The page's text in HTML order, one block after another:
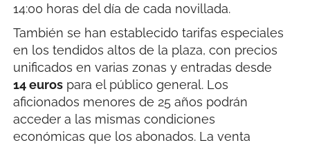
14:00 horas del día de cada novillada.
También se han establecido tarifas especiales
en los tendidos altos de la plaza, con precios
unificados en varias zonas y entradas desde
14 euros para el público general. Los
aficionados menores de 25 años podrán
acceder a las mismas condiciones
económicas que los abonados. La venta